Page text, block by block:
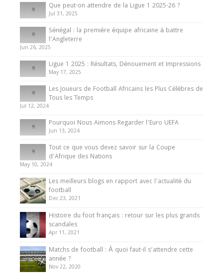
Internationales
Présentation de l’équipe nationale de football
du Cameroun
8 August 2025
Que peut-on attendre de la Ligue 1 2025-26 ?
Jul 31, 2025
Sénégal : la première équipe africaine à battre
l’Angleterre
Jun 26, 2025
Ligue 1 2025 : Résultats, Dénouement et Impressions
May 17, 2025
Les Joueurs de Football Africains les Plus Célèbres de
Tous les Temps
Jul 12, 2024
Pourquoi Nous Aimons Regarder l’Euro UEFA
Jun 13, 2024
Tout ce que vous devez savoir sur la Coupe
d’Afrique des Nations
May 10, 2024
Les meilleurs blogs en rapport avec l’actualité du
football
Dec 23, 2021
Histoire du foot français : retour sur les plus grands
scandales
Apr 11, 2021
Matchs de football : À quoi faut-il s’attendre cette
année ?
Nov 22, 2020